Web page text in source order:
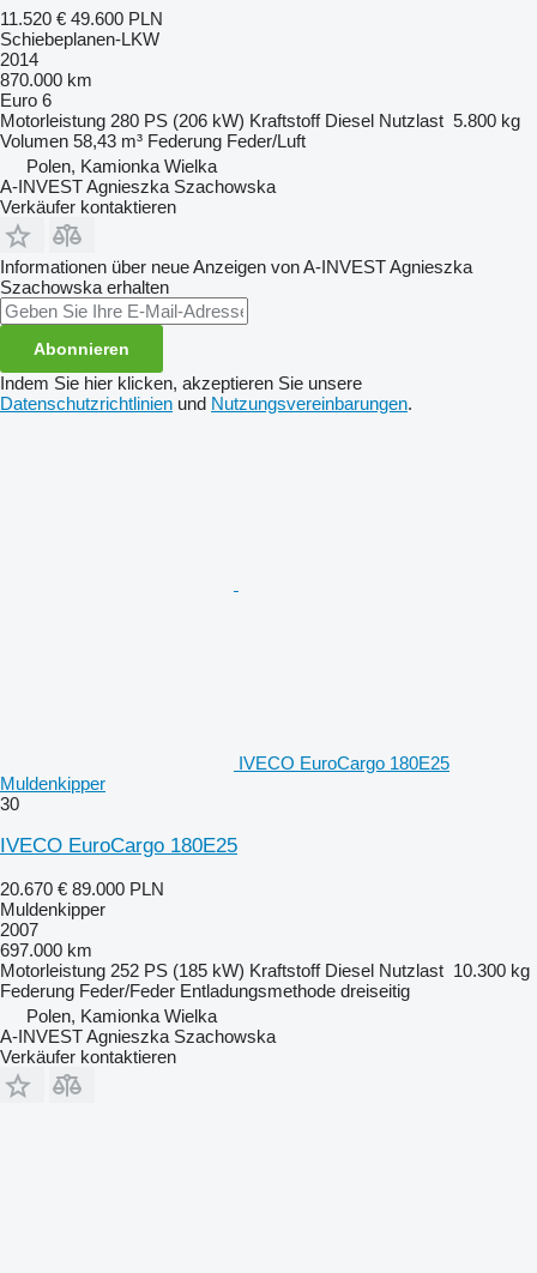
11.520 € 49.600 PLN
Schiebeplanen-LKW
2014
870.000 km
Euro 6
Motorleistung 280 PS (206 kW) Kraftstoff Diesel Nutzlast 5.800 kg
Volumen 58,43 m³ Federung Feder/Luft
Polen, Kamionka Wielka
A-INVEST Agnieszka Szachowska
Verkäufer kontaktieren
Informationen über neue Anzeigen von A-INVEST Agnieszka
Szachowska erhalten
Abonnieren
Indem Sie hier klicken, akzeptieren Sie unsere
Datenschutzrichtlinien und Nutzungsvereinbarungen.
IVECO EuroCargo 180E25
Muldenkipper
30
IVECO EuroCargo 180E25
20.670 € 89.000 PLN
Muldenkipper
2007
697.000 km
Motorleistung 252 PS (185 kW) Kraftstoff Diesel Nutzlast 10.300 kg
Federung Feder/Feder Entladungsmethode dreiseitig
Polen, Kamionka Wielka
A-INVEST Agnieszka Szachowska
Verkäufer kontaktieren